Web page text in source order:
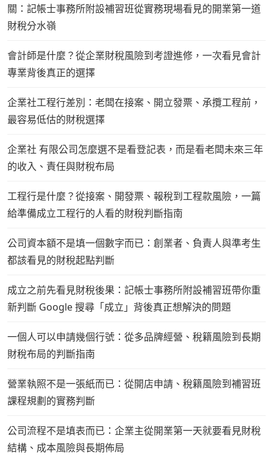
關：記帳士事務所附設補習班從實務現場看見的開業第一道
財稅分水嶺
會計師是什麼？從企業財稅風險到考證進修，一次看見會計
專業背後真正的選擇
企業社工程行差別：老闆在接案、開立發票、承攬工程前，
最容易低估的財稅選擇
企業社 有限公司怎麼選不是看登記表，而是看老闆未來三年
的收入、責任與財稅布局
工程行是什麼？從接案、開發票、報稅到工程款風險，一篇
給準備成立工程行的人看的財稅判斷指南
公司資本額不是填一個數字而已：創業者、負責人與準考生
都該看見的財稅起點判斷
成立之前先看見財稅後果：記帳士事務所附設補習班帶你重
新判斷 Google 搜尋「成立」背後真正想解決的問題
一個人可以申請幾個行號：從多品牌經營、稅籍風險到長期
財稅布局的判斷指南
營業執照不是一張紙而已：從開店申請、稅籍風險到補習班
課程規劃的實務判斷
公司流程不是填表而已：企業主從開業第一天就要看見財稅
結構、成本風險與長期佈局